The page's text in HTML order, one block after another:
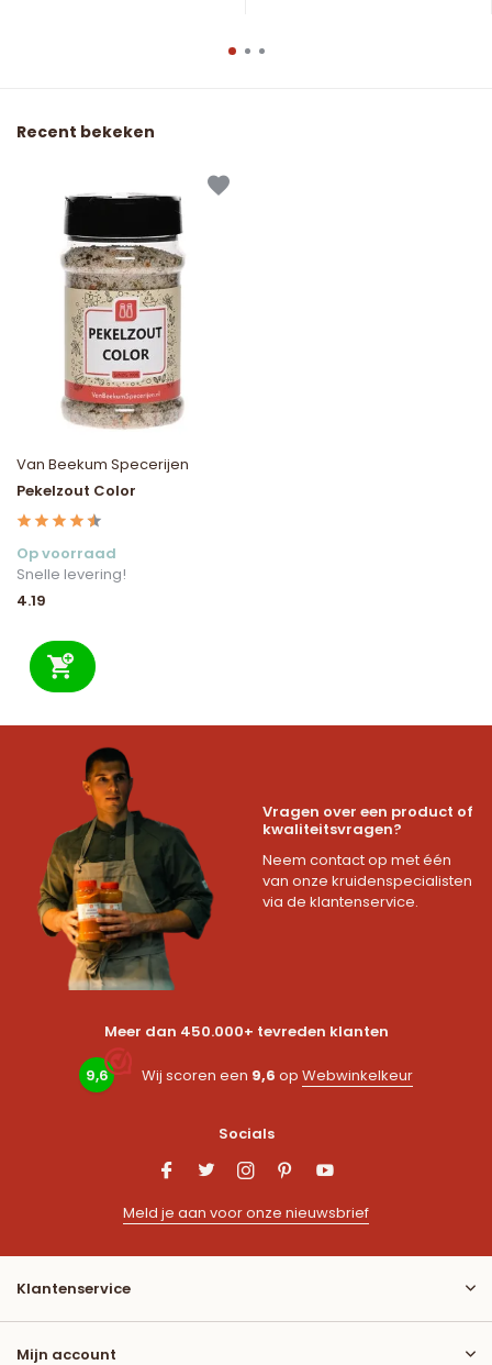
Recent bekeken
Van Beekum Specerijen
Pekelzout Color
Op voorraad
Snelle levering!
4.19
Vragen over een product of
kwaliteitsvragen?
Neem contact op met één
van onze kruidenspecialisten
via de klantenservice.
Meer dan 450.000+ tevreden klanten
9,6 Wij scoren een 9,6 op Webwinkelkeur
Socials
Meld je aan voor onze nieuwsbrief
Klantenservice
Mijn account